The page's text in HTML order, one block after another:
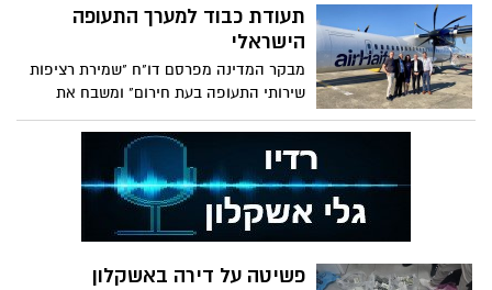
בעיניי, ייתכן שמדובר במשהו אחר: תסכול
תעודת כבוד למערך התעופה
הישראלי
מבקר המדינה מפרסם דו"ח "שמירת רציפות
שירותי התעופה בעת חירום" ומשבח את
תפקוד משרד התחבורה: ״רואה בחיוב את
פעילות הרשות לתעופה אזרחית״
פשיטה על דירה באשקלון